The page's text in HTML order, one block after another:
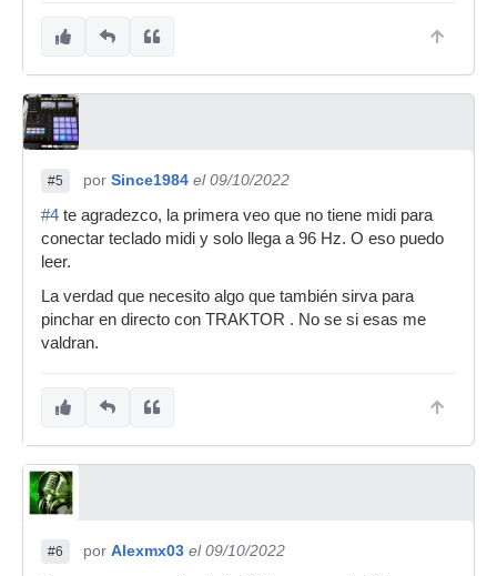
#5 por Since1984 el 09/10/2022
#4 te agradezco, la primera veo que no tiene midi para
conectar teclado midi y solo llega a 96 Hz. O eso puedo
leer.
La verdad que necesito algo que también sirva para
pinchar en directo con TRAKTOR . No se si esas me
valdran.
#6 por Alexmx03 el 09/10/2022